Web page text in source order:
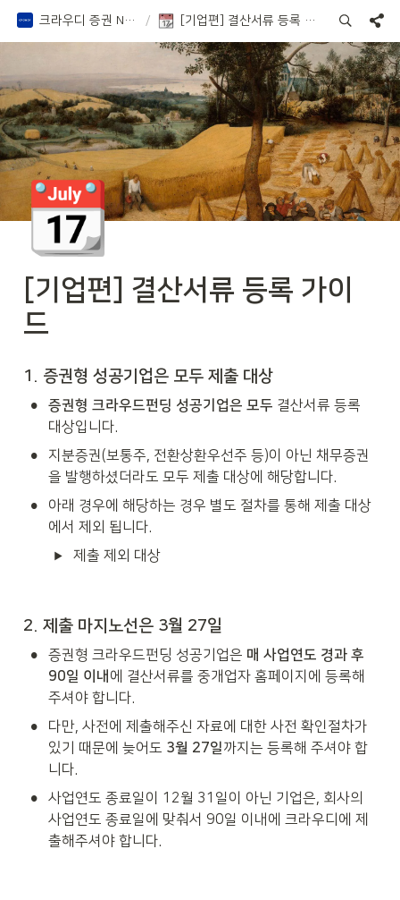
크라우디 증권 Notion / [기업편] 결산서류 등록 가이드
📆
[기업편] 결산서류 등록 가이
드
1. 증권형 성공기업은 모두 제출 대상
• 증권형 크라우드펀딩 성공기업은 모두 결산서류 등록
대상입니다.
•
지분증권(보통주, 전환상환우선주 등)이 아닌 채무증권
을 발행하셨더라도 모두 제출 대상에 해당합니다.
•
아래 경우에 해당하는 경우 별도 절차를 통해 제출 대상
에서 제외 됩니다.
제출 제외 대상
2. 제출 마지노선은 3월 27일
• 증권형 크라우드펀딩 성공기업은 매 사업연도 경과 후
90일 이내 에 결산서류를 중개업자 홈페이지에 등록해
주셔야 합니다.
•
다만, 사전에 제출해주신 자료에 대한 사전 확인절차가
있기 때문에 늦어도 3월 27일까지는 등록해 주셔야 합
니다.
•
사업연도 종료일이 12월 31일이 아닌 기업은, 회사의
사업연도 종료일에 맞춰서 90일 이내에 크라우디에 제
출해주셔야 합니다.